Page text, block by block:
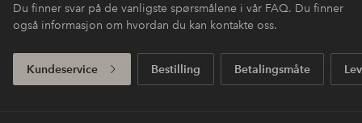
Du finner svar på de vanligste spørsmålene i vår FAQ. Du finner
også informasjon om hvordan du kan kontakte oss.
Kundeservice Bestilling Betalingsmåte